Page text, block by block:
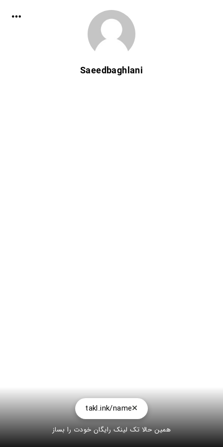
Saeedbaghlani
takl.ink/name
همین حالا تک لینک رایگان خودت را بساز